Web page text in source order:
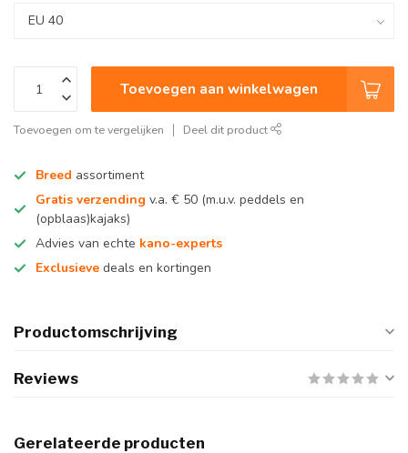
Toevoegen aan winkelwagen
Toevoegen om te vergelijken Deel dit product
Breed assortiment
Gratis verzending v.a. € 50 (m.u.v. peddels en
(opblaas)kajaks)
Advies van echte kano-experts
Exclusieve deals en kortingen
Productomschrijving
Reviews
Gerelateerde producten